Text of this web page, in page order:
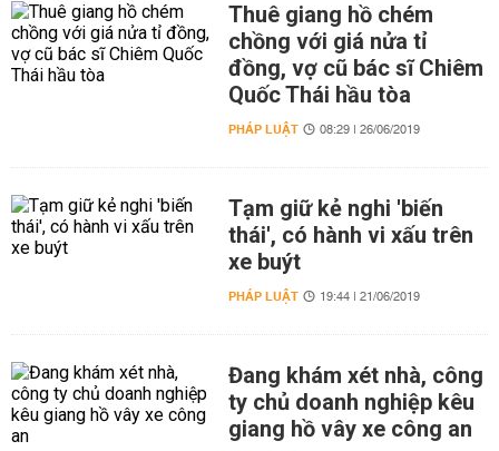
Thuê giang hồ chém
chồng với giá nửa tỉ
đồng, vợ cũ bác sĩ Chiêm
Quốc Thái hầu tòa
PHÁP LUẬT 08:29 | 26/06/2019
Tạm giữ kẻ nghi 'biến
thái', có hành vi xấu trên
xe buýt
PHÁP LUẬT 19:44 | 21/06/2019
Đang khám xét nhà, công
ty chủ doanh nghiệp kêu
giang hồ vây xe công an